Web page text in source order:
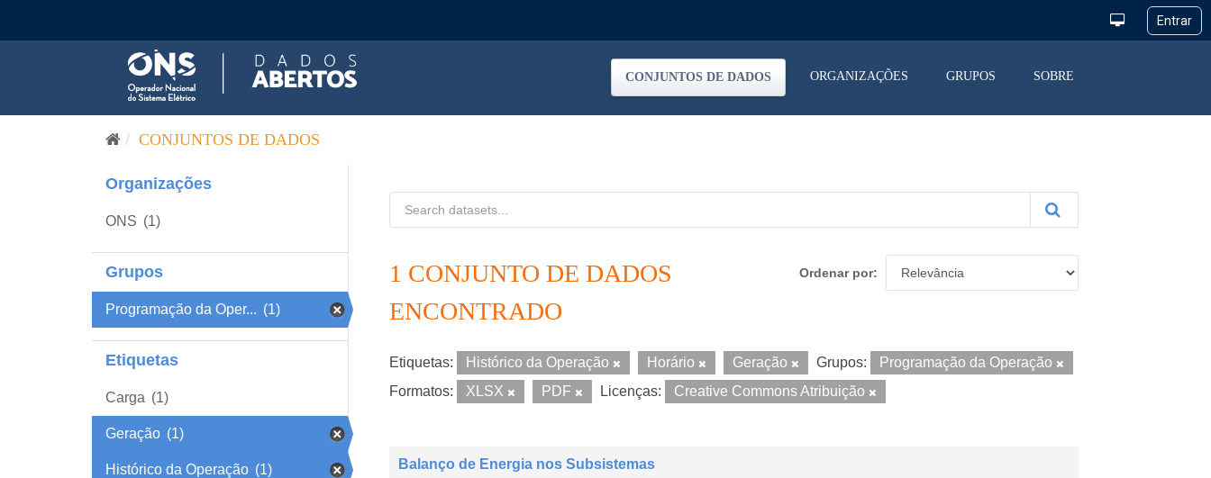
CONJUNTOS DE DADOS ORGANIZAÇÕES GRUPOS SOBRE
CONJUNTOS DE DADOS
Organizações
ONS (1)
Grupos
Programação da Oper... (1)
Etiquetas
Carga (1)
Geração (1)
Histórico da Operação (1)
Ordenar por
1 CONJUNTO DE DADOS
ENCONTRADO
Etiquetas: Histórico da Operação Horário Geração Grupos:
Programação da Operação
Formatos:
XLSX PDF Licenças: Creative Commons Atribuição
Balanço de Energia nos Subsistemas